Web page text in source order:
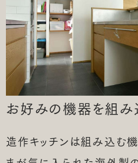
お好みの機器を組み
造作キッチンは組み込む